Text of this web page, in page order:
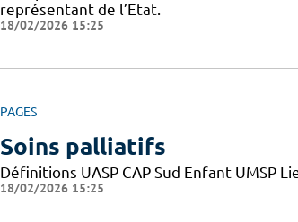
représentant de l’Etat.
18/02/2026 15:25
PAGES
Soins palliatifs
Définitions UASP CAP Sud Enfant UMSP
18/02/2026 15:25